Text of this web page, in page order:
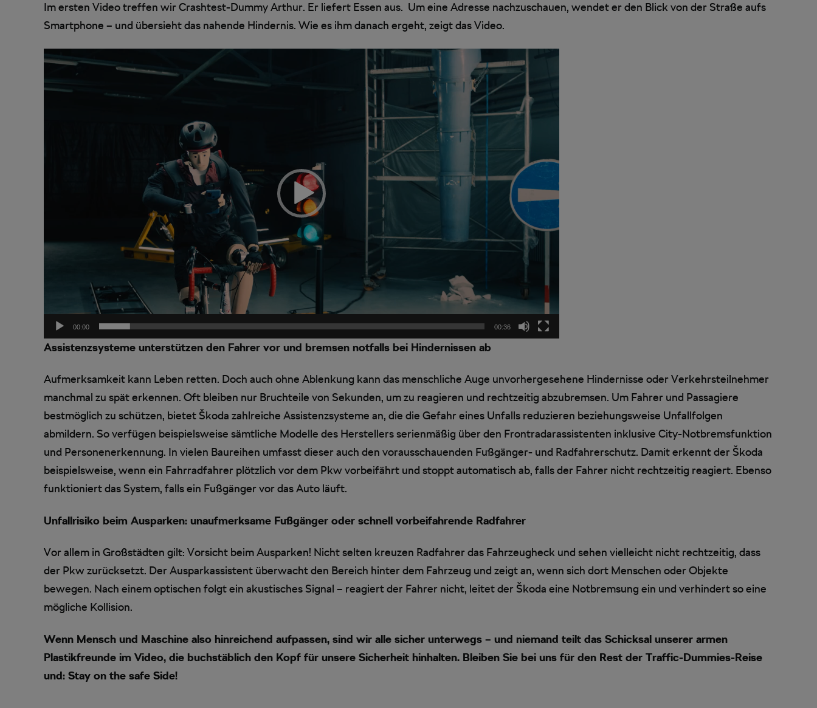
Im ersten Video treffen wir Crashtest-Dummy Arthur. Er liefert Essen aus. Um eine Adresse nachzuschauen, wendet er den Blick von der Straße aufs
Smartphone – und übersieht das nahende Hindernis. Wie es ihm danach ergeht, zeigt das Video.
00:00 00:36
Assistenzsysteme unterstützen den Fahrer vor und bremsen notfalls bei Hindernissen ab
Aufmerksamkeit kann Leben retten. Doch auch ohne Ablenkung kann das menschliche Auge unvorhergesehene Hindernisse oder Verkehrsteilnehmer
manchmal zu spät erkennen. Oft bleiben nur Bruchteile von Sekunden, um zu reagieren und rechtzeitig abzubremsen. Um Fahrer und Passagiere
bestmöglich zu schützen, bietet Škoda zahlreiche Assistenzsysteme an, die die Gefahr eines Unfalls reduzieren beziehungsweise Unfallfolgen
abmildern. So verfügen beispielsweise sämtliche Modelle des Herstellers serienmäßig über den Frontradarassistenten inklusive City-Notbremsfunktion
und Personenerkennung. In vielen Baureihen umfasst dieser auch den vorausschauenden Fußgänger- und Radfahrerschutz. Damit erkennt der Škoda
beispielsweise, wenn ein Fahrradfahrer plötzlich vor dem Pkw vorbeifährt und stoppt automatisch ab, falls der Fahrer nicht rechtzeitig reagiert. Ebenso
funktioniert das System, falls ein Fußgänger vor das Auto läuft.
Unfallrisiko beim Ausparken: unaufmerksame Fußgänger oder schnell vorbeifahrende Radfahrer
Vor allem in Großstädten gilt: Vorsicht beim Ausparken! Nicht selten kreuzen Radfahrer das Fahrzeugheck und sehen vielleicht nicht rechtzeitig, dass
der Pkw zurücksetzt. Der Ausparkassistent überwacht den Bereich hinter dem Fahrzeug und zeigt an, wenn sich dort Menschen oder Objekte
bewegen. Nach einem optischen folgt ein akustisches Signal – reagiert der Fahrer nicht, leitet der Škoda eine Notbremsung ein und verhindert so eine
mögliche Kollision.
Wenn Mensch und Maschine also hinreichend aufpassen, sind wir alle sicher unterwegs – und niemand teilt das Schicksal unserer armen
Plastikfreunde im Video, die buchstäblich den Kopf für unsere Sicherheit hinhalten. Bleiben Sie bei uns für den Rest der Traffic-Dummies-Reise
und: Stay on the safe Side!